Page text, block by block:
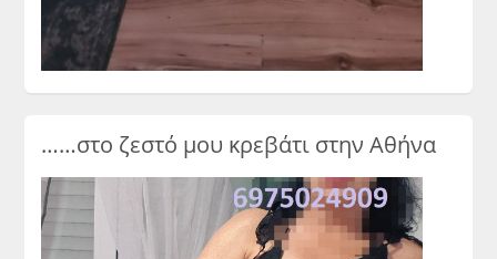
……στο ζεστό μου κρεβάτι στην Αθήνα